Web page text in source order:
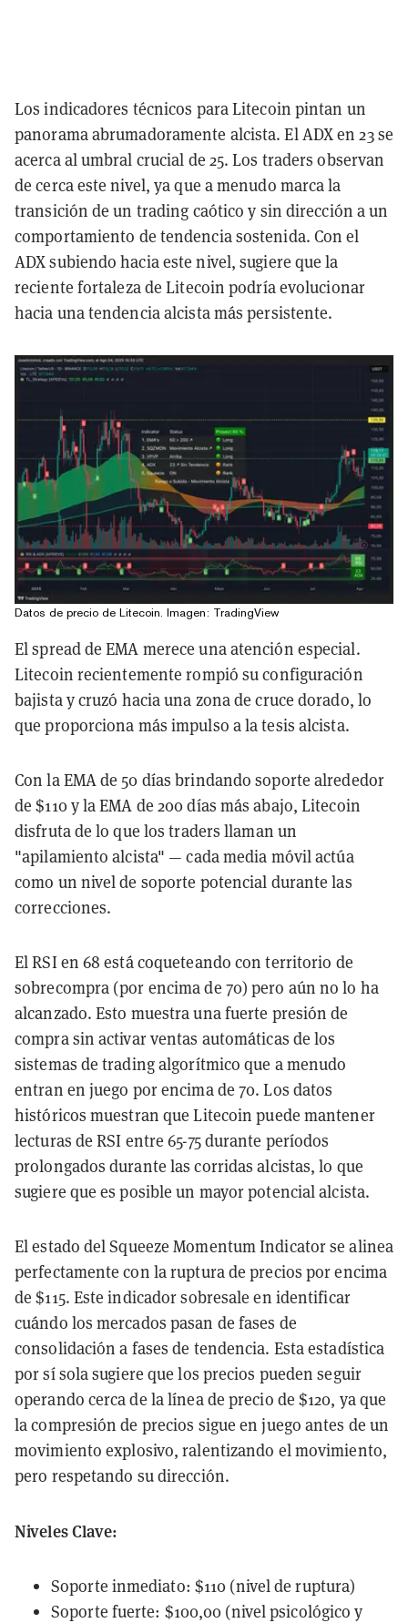
Los indicadores técnicos para Litecoin pintan un
panorama abrumadoramente alcista. El ADX en 23 se
acerca al umbral crucial de 25. Los traders observan
de cerca este nivel, ya que a menudo marca la
transición de un trading caótico y sin dirección a un
comportamiento de tendencia sostenida. Con el
ADX subiendo hacia este nivel, sugiere que la
reciente fortaleza de Litecoin podría evolucionar
hacia una tendencia alcista más persistente.
Datos de precio de Litecoin. Imagen: TradingView
El spread de EMA merece una atención especial.
Litecoin recientemente rompió su configuración
bajista y cruzó hacia una zona de cruce dorado, lo
que proporciona más impulso a la tesis alcista.
Con la EMA de 50 días brindando soporte alrededor
de $110 y la EMA de 200 días más abajo, Litecoin
disfruta de lo que los traders llaman un
"apilamiento alcista" — cada media móvil actúa
como un nivel de soporte potencial durante las
correcciones.
El RSI en 68 está coqueteando con territorio de
sobrecompra (por encima de 70) pero aún no lo ha
alcanzado. Esto muestra una fuerte presión de
compra sin activar ventas automáticas de los
sistemas de trading algorítmico que a menudo
entran en juego por encima de 70. Los datos
históricos muestran que Litecoin puede mantener
lecturas de RSI entre 65-75 durante períodos
prolongados durante las corridas alcistas, lo que
sugiere que es posible un mayor potencial alcista.
El estado del Squeeze Momentum Indicator se alinea
perfectamente con la ruptura de precios por encima
de $115. Este indicador sobresale en identificar
cuándo los mercados pasan de fases de
consolidación a fases de tendencia. Esta estadística
por sí sola sugiere que los precios pueden seguir
operando cerca de la línea de precio de $120, ya que
la compresión de precios sigue en juego antes de un
movimiento explosivo, ralentizando el movimiento,
pero respetando su dirección.
Niveles Clave:
Soporte inmediato: $110 (nivel de ruptura)
Soporte fuerte: $100,00 (nivel psicológico y